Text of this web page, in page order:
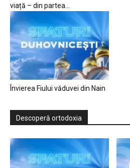
viață – din partea...
Învierea Fiului văduvei din Nain
Descoperă ortodoxia